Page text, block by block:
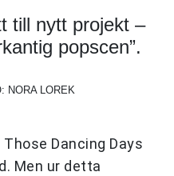
till nytt projekt –
popscen”.
NORA LOREK
Dancing Days
Men ur detta